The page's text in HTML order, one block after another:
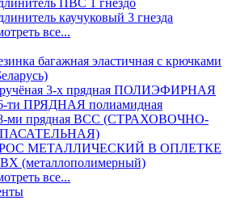
ПВС 1 гнездо
каучуковый 3 гнезда
все...
багажная эластичная с крючками
3-х прядная ПОЛИЭФИРНАЯ
ти ПРЯДНАЯ полиамидная
ми прядная ВСС (СТРАХОВОЧНО-
МЕТАЛЛИЧЕСКИЙ В ОПЛЕТКЕ
(металлополимерный)
все...